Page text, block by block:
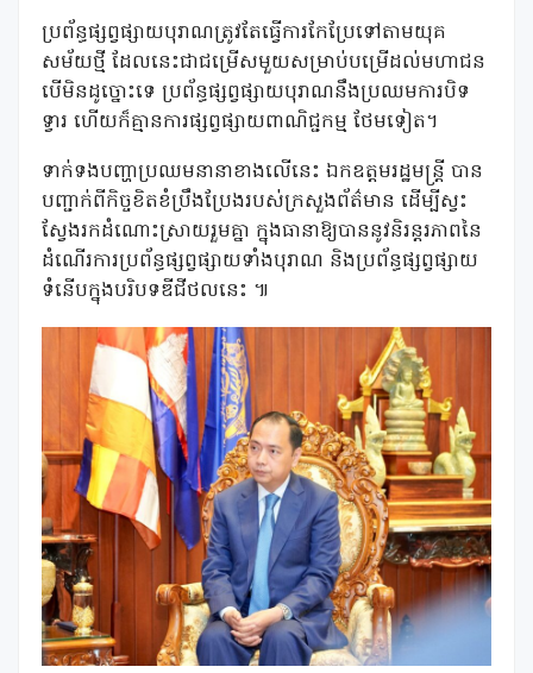
ប្រព័ន្ធផ្សព្វផ្សាយបុរាណត្រូវតែធ្វើការកែប្រែទៅតាមយុគ
សម័យថ្មី ដែលនេះជាជម្រើសមួយសម្រាប់បម្រើដល់មហាជន
បើមិនដូច្នោះទេ ប្រព័ន្ធផ្សព្វផ្សាយបុរាណនឹងប្រឈមការបិទ
ទ្វារ ហើយក៏គ្មានការផ្សព្វផ្សាយពាណិជ្ជកម្ម ថែមទៀត។
ទាក់ទងបញ្ហាប្រឈមនានាខាងលើនេះ ឯកឧត្តមរដ្ឋមន្ត្រី បាន
បញ្ជាក់ពីកិច្ចខិតខំប្រឹងប្រែងរបស់ក្រសួងព័ត៌មាន ដើម្បីស្វះ
ស្វែងរកដំណោះស្រាយរួមគ្នា ក្នុងធានាឱ្យបាននូវនិរន្តរភាពនៃ
ដំណើរការប្រព័ន្ធផ្សព្វផ្សាយទាំងបុរាណ និងប្រព័ន្ធផ្សព្វផ្សាយ
ទំនើបក្នុងបរិបទឌីជីថលនេះ ៕